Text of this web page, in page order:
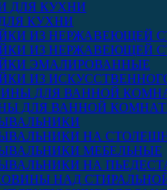
КУХНИ
ИЗ НЕРЖАВЕЮЩЕЙ
ИЗ НЕРЖАВЕЮЩЕЙ
ЭМАЛИРОВАННЫЕ
ИЗ
ДЛЯ ВАННОЙ
НА
МЕБЕЛЬНЫЕ
НА
НАД